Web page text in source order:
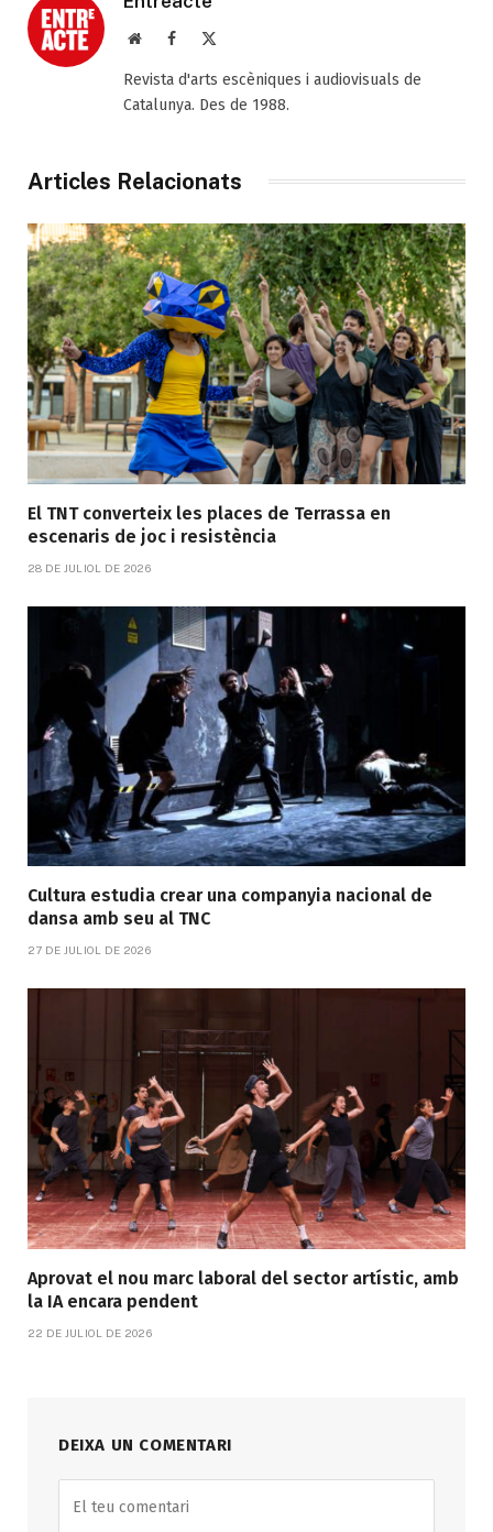
Web Facebook
Revista d'arts escèniques i audiovisuals de
Catalunya. Des de 1988.
Articles Relacionats
El TNT converteix les places de Terrassa en
escenaris de joc i resistència
28 DE JULIOL DE 2026
Cultura estudia crear una companyia nacional de
dansa amb seu al TNC
27 DE JULIOL DE 2026
Aprovat el nou marc laboral del sector artístic, amb
la IA encara pendent
22 DE JULIOL DE 2026
DEIXA UN COMENTARI